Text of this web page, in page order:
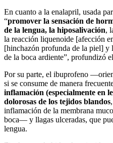
En cuanto a la enalapril, usada
“promover la sensación de
de la lengua, la hiposalivación,
la reacción liquenoide [afección
[hinchazón profunda de la piel] y
de la boca ardiente”, profundizó
Por su parte, el ibuprofeno
si se consume de manera
inflamación (especialmente en
dolorosas de los tejidos blandos
inflamación de la membrana
boca— y llagas ulceradas, que
lengua.